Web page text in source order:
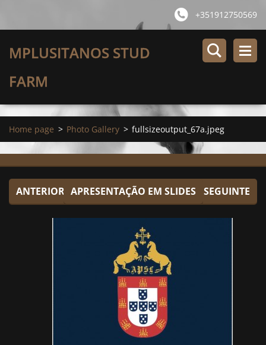
+351912750569
MPLUSITANOS STUD
FARM
Home page > Photo Gallery > fullsizeoutput_67a.jpeg
ANTERIOR APRESENTAÇÃO EM SLIDES SEGUINTE